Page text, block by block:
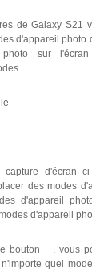
de Galaxy S21
d'appareil photo
sur
d'écran
des modes
d'appareil
d'appareil
bouton + , vous
quel